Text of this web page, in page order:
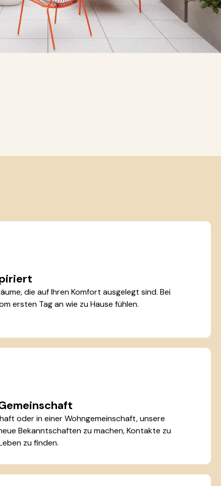
die auf Ihren Komfort ausgelegt sind. Bei
ersten Tag an wie zu Hause fühlen.
oder in einer Wohngemeinschaft, unsere
Bekanntschaften zu machen, Kontakte zu
zu finden.